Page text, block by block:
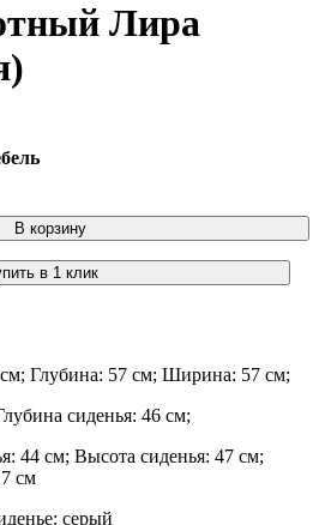
Лира
В корзину
в 1 клик
Глубина: 57 см; Ширина: 57 см;
сиденья: 46 см;
44 см; Высота сиденья: 47 см;
см
серый